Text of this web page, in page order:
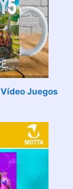
Juegos